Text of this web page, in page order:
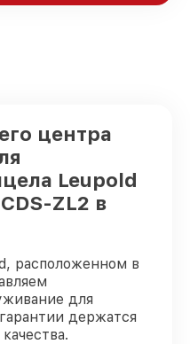
центра
Leupold
ZL2 в
расположенном в
для
держатся